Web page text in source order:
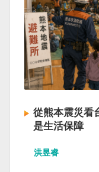
從熊本震災看
是生活保障
洪昱睿